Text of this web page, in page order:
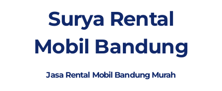
Surya Rental
Mobil Bandung
Jasa Rental Mobil Bandung Murah